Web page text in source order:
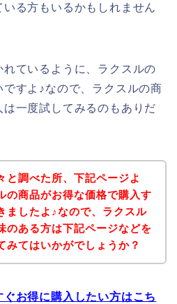
る方もいるかもしれません
ているように、ラクスルの
すよ♪なので、ラクスルの商
一度試してみるのもありだ
と調べた所、下記ページよ
の商品がお得な価格で購入す
ましたよ♪なので、ラクスル
のある方は下記ページなどを
みてはいかがでしょうか？
お得に購入したい方はこち